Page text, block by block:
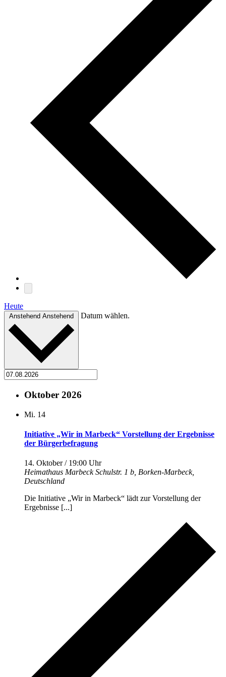
Heute
Anstehend Anstehend Datum wählen.
Oktober 2026
Mi. 14
Initiative „Wir in Marbeck“ Vorstellung der Ergebnisse
der Bürgerbefragung
14. Oktober / 19:00 Uhr
Heimathaus MarbeckSchulstr. 1 b, Borken-Marbeck,
Deutschland
Die Initiative „Wir in Marbeck“ lädt zur Vorstellung der
Ergebnisse [...]